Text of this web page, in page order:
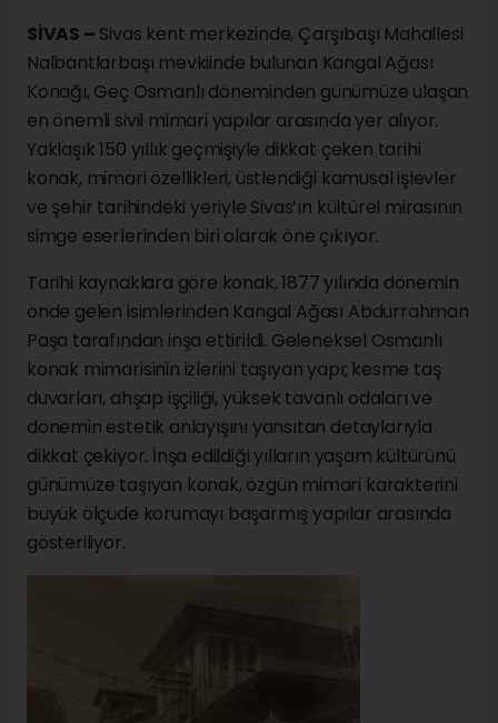
SİVAS – Sivas kent merkezinde, Çarşıbaşı Mahallesi
Nalbantlarbaşı mevkiinde bulunan Kangal Ağası
Konağı, Geç Osmanlı döneminden günümüze ulaşan
en önemli sivil mimari yapılar arasında yer alıyor.
Yaklaşık 150 yıllık geçmişiyle dikkat çeken tarihi
konak, mimari özellikleri, üstlendiği kamusal işlevler
ve şehir tarihindeki yeriyle Sivas’ın kültürel mirasının
simge eserlerinden biri olarak öne çıkıyor.
Tarihi kaynaklara göre konak, 1877 yılında dönemin
önde gelen isimlerinden Kangal Ağası Abdurrahman
Paşa tarafından inşa ettirildi. Geleneksel Osmanlı
konak mimarisinin izlerini taşıyan yapı; kesme taş
duvarları, ahşap işçiliği, yüksek tavanlı odaları ve
dönemin estetik anlayışını yansıtan detaylarıyla
dikkat çekiyor. İnşa edildiği yılların yaşam kültürünü
günümüze taşıyan konak, özgün mimari karakterini
büyük ölçüde korumayı başarmış yapılar arasında
gösteriliyor.